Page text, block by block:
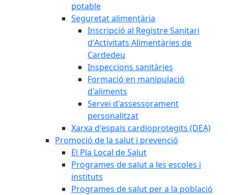
potable
Seguretat alimentària
Inscripció al Registre Sanitari
d'Activitats Alimentàries de
Cardedeu
Inspeccions sanitàries
Formació en manipulació
d'aliments
Servei d'assessorament
personalitzat
Xarxa d'espais cardioprotegits (DEA)
Promoció de la salut i prevenció
El Pla Local de Salut
Programes de salut a les escoles i
instituts
Programes de salut per a la població